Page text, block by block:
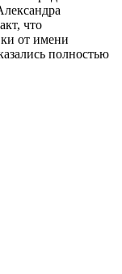
что
от имени
полностью